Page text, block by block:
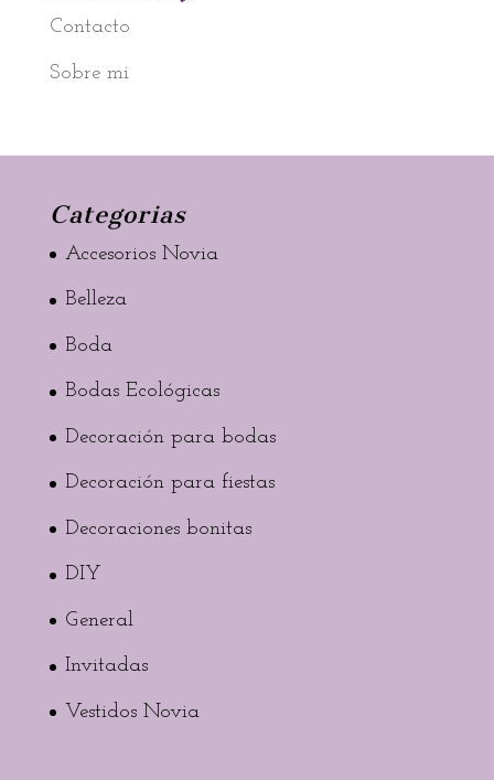
Contacto
Sobre mi
Categorias
Accesorios Novia
Belleza
Boda
Bodas Ecológicas
Decoración para bodas
Decoración para fiestas
Decoraciones bonitas
DIY
General
Invitadas
Vestidos Novia